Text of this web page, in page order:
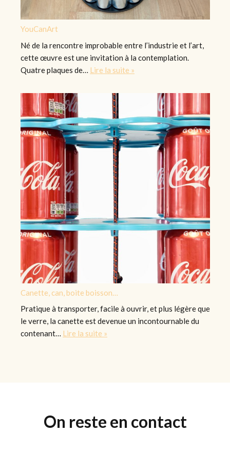
YouCanArt
Né de la rencontre improbable entre l’industrie et l’art,
cette œuvre est une invitation à la contemplation.
Quatre plaques de… Lire la suite »
Canette, can, boite boisson…
Pratique à transporter, facile à ouvrir, et plus légère que
le verre, la canette est devenue un incontournable du
contenant… Lire la suite »
On reste en contact